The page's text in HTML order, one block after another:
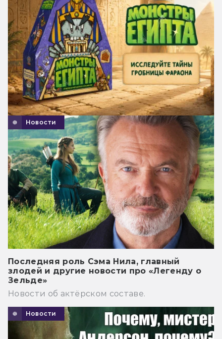
Новости
Последняя роль Сэма Нила, главный
злодей и другие новости про «Легенду о
Зельде»
Новости об актёрском составе.
Новости